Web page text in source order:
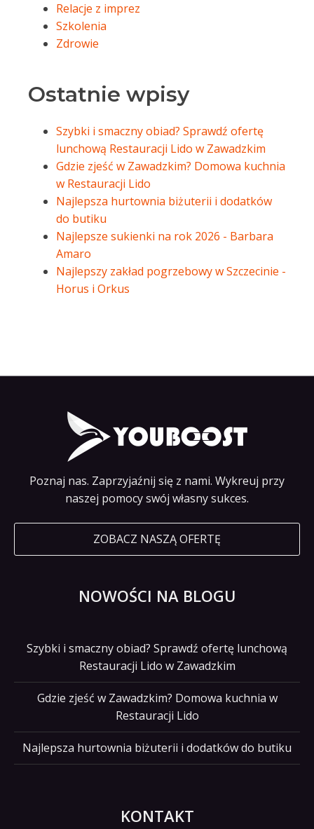
Relacje z imprez
Szkolenia
Zdrowie
Ostatnie wpisy
Szybki i smaczny obiad? Sprawdź ofertę
lunchową Restauracji Lido w Zawadzkim
Gdzie zjeść w Zawadzkim? Domowa kuchnia
w Restauracji Lido
Najlepsza hurtownia biżuterii i dodatków
do butiku
Najlepsze sukienki na rok 2026 - Barbara
Amaro
Najlepszy zakład pogrzebowy w Szczecinie -
Horus i Orkus
Poznaj nas. Zaprzyjaźnij się z nami. Wykreuj przy
naszej pomocy swój własny sukces.
ZOBACZ NASZĄ OFERTĘ
NOWOŚCI NA BLOGU
Szybki i smaczny obiad? Sprawdź ofertę lunchową
Restauracji Lido w Zawadzkim
Gdzie zjeść w Zawadzkim? Domowa kuchnia w
Restauracji Lido
Najlepsza hurtownia biżuterii i dodatków do butiku
KONTAKT